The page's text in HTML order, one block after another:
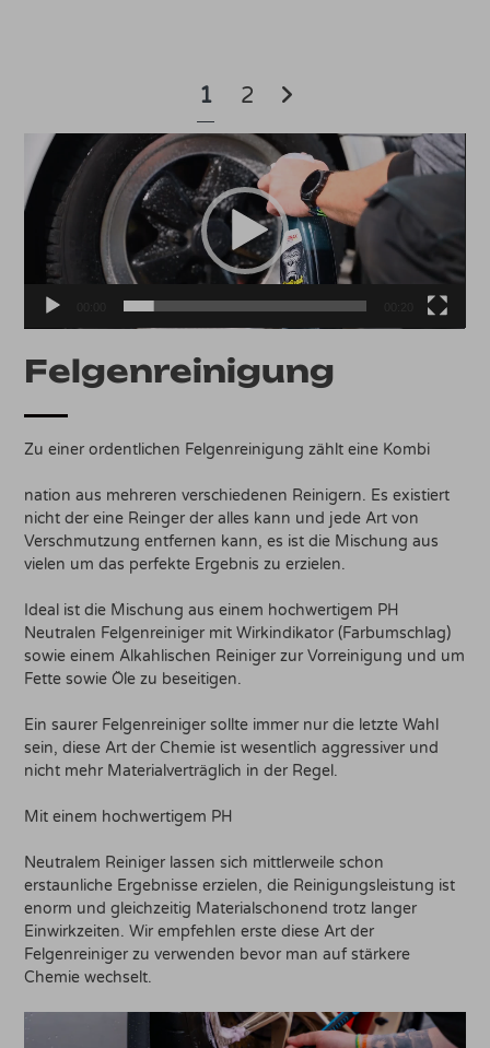
1 2
Video-
Player
Felgenreinigung
Zu einer ordentlichen Felgenreinigung zählt eine Kombi
nation aus mehreren verschiedenen Reinigern. Es existiert
nicht der eine Reinger der alles kann und jede Art von
Verschmutzung entfernen kann, es ist die Mischung aus
vielen um das perfekte Ergebnis zu erzielen.
Ideal ist die Mischung aus einem hochwertigem PH
Neutralen Felgenreiniger mit Wirkindikator (Farbumschlag)
sowie einem Alkahlischen Reiniger zur Vorreinigung und um
Fette sowie Öle zu beseitigen.
Ein saurer Felgenreiniger sollte immer nur die letzte Wahl
sein, diese Art der Chemie ist wesentlich aggressiver und
nicht mehr Materialverträglich in der Regel.
Mit einem hochwertigem PH
Neutralem Reiniger lassen sich mittlerweile schon
erstaunliche Ergebnisse erzielen, die Reinigungsleistung ist
enorm und gleichzeitig Materialschonend trotz langer
Einwirkzeiten. Wir empfehlen erste diese Art der
Felgenreiniger zu verwenden bevor man auf stärkere
Chemie wechselt.